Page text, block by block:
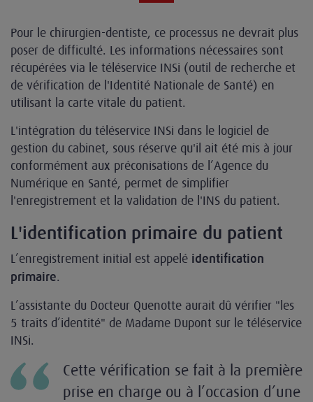
Pour le chirurgien-dentiste, ce processus ne devrait plus
poser de difficulté. Les informations nécessaires sont
récupérées via le téléservice INSi (outil de recherche et
de vérification de l'Identité Nationale de Santé) en
utilisant la carte vitale du patient.
L'intégration du téléservice INSi dans le logiciel de
gestion du cabinet, sous réserve qu'il ait été mis à jour
conformément aux préconisations de l’Agence du
Numérique en Santé, permet de simplifier
l'enregistrement et la validation de l'INS du patient.
L'identification primaire du patient
L’enregistrement initial est appelé identification
primaire.
L’assistante du Docteur Quenotte aurait dû vérifier "les
5 traits d’identité" de Madame Dupont sur le téléservice
INSi.
Cette vérification se fait à la première
prise en charge ou à l’occasion d’une